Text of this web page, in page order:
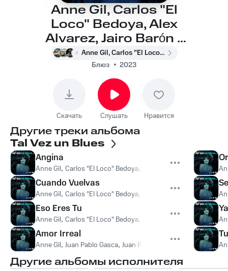
Anne Gil, Carlos "El
Loco" Bedoya, Alex
Alvarez, Jairo Barón -
Tu Calor
Anne Gil, Carlos "El Loco" Bedoya, Alex Alvarez, Jairo Barón
Блюз
2023
Скачать Слушать Нравится
Другие треки альбома
Tal Vez un Blues
Angina
Anne Gil, Carlos "El Loco" Bedoya, Jairo Barón
Cuando Vuelvas
Anne Gil, Carlos "El Loco" Bedoya, Pablo Toro
Eso Eres Tu
Anne Gil, Carlos "El Loco" Bedoya, Juan Pablo
Amor Irreal
Anne Gil, Juan Pablo Gasca, Juan Pablo Daza Pablo Bernal
Другие альбомы исполнителя